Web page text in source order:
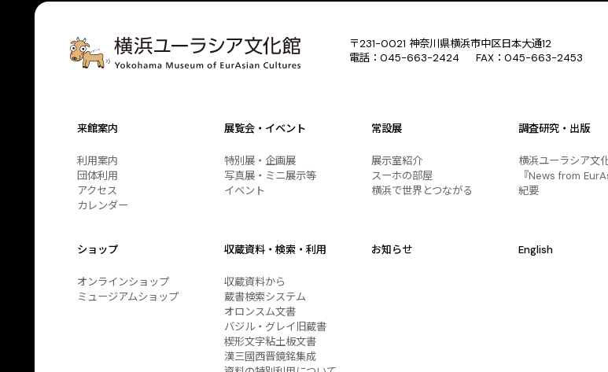
〒231-0021 神奈川県横浜市中区日本大通12
電話：045-663-2424 FAX：045-663-2453
来館案内
利用案内
団体利用
アクセス
カレンダー
展覧会・イベント
特別展・企画展
写真展・ミニ展示等
イベント
常設展
展示室紹介
スーホの部屋
横浜で世界とつながる
調査研究・出版
横浜ユーラシア文
『News from
紀要
ショップ
オンラインショップ
ミュージアムショップ
収蔵資料・検索・利用
収蔵資料から
蔵書検索システム
オロンスム文書
バジル・グレイ旧蔵書
楔形文字粘土板文書
漢三國西晋鏡銘集成
お知らせ English